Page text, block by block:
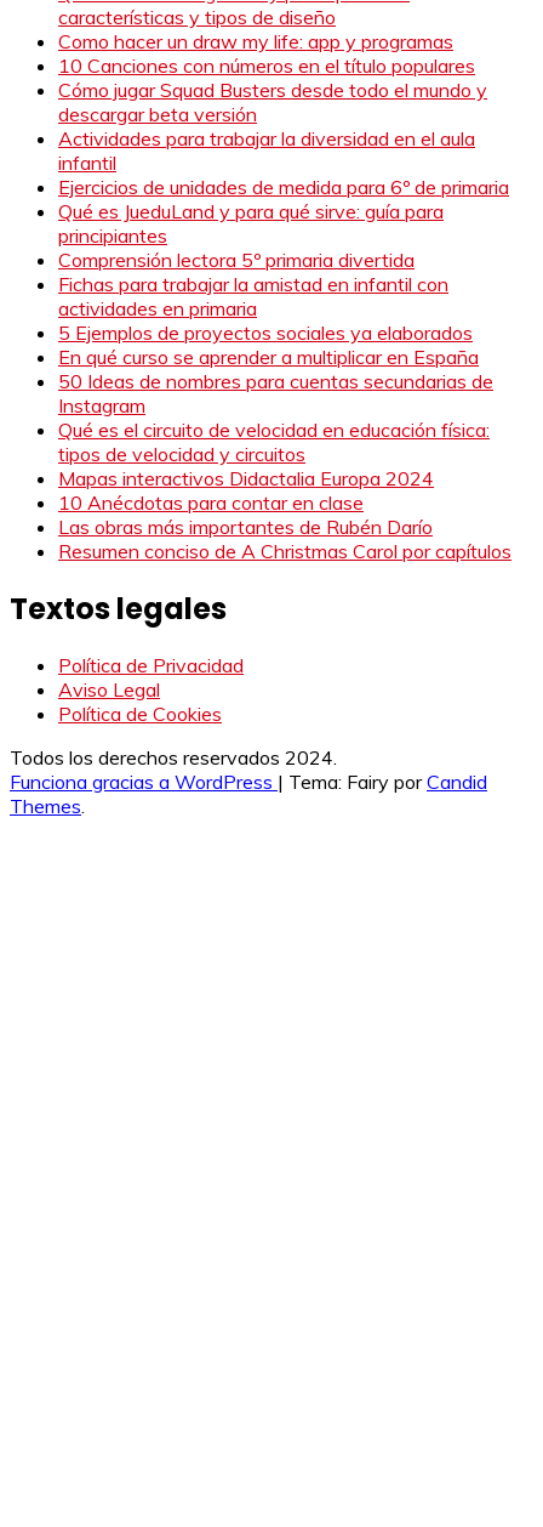
características y tipos de diseño
Como hacer un draw my life: app y programas
10 Canciones con números en el título populares
Cómo jugar Squad Busters desde todo el mundo y
descargar beta versión
Actividades para trabajar la diversidad en el aula
infantil
Ejercicios de unidades de medida para 6º de primaria
Qué es JueduLand y para qué sirve: guía para
principiantes
Comprensión lectora 5º primaria divertida
Fichas para trabajar la amistad en infantil con
actividades en primaria
5 Ejemplos de proyectos sociales ya elaborados
En qué curso se aprender a multiplicar en España
50 Ideas de nombres para cuentas secundarias de
Instagram
Qué es el circuito de velocidad en educación física:
tipos de velocidad y circuitos
Mapas interactivos Didactalia Europa 2024
10 Anécdotas para contar en clase
Las obras más importantes de Rubén Darío
Resumen conciso de A Christmas Carol por capítulos
Textos legales
Política de Privacidad
Aviso Legal
Política de Cookies
Todos los derechos reservados 2024.
Funciona gracias a WordPress | Tema: Fairy porCandid
Themes.